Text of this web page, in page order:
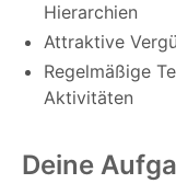
Hierarchien
Attraktive
Regelmäßige
Aktivitäten
Deine